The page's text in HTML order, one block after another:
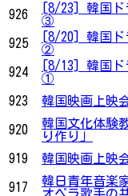
926
[8/23] 韓国ド
③
925
[8/20] 韓国ド
②
924
[8/13] 韓国ド
①
923
韓国映画上映
920
韓国文化体験
り作り」
919
韓国映画上映
917
韓日青年音楽